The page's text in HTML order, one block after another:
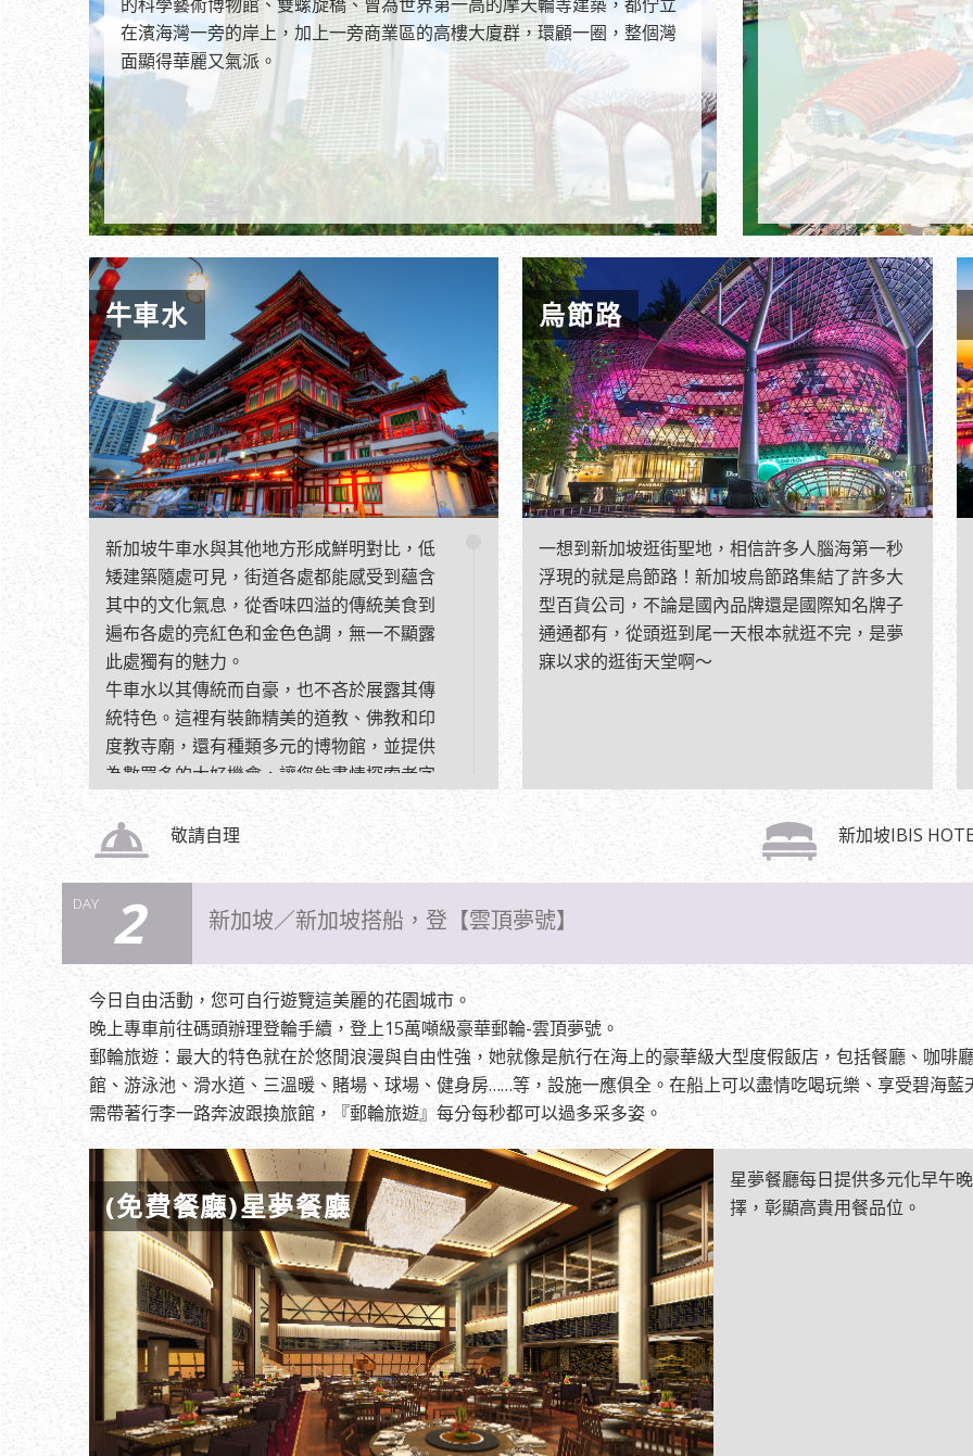
在濱海灣一旁的岸上，加上一旁商業區的高樓大廈群，環顧一圈，整個灣
面顯得華麗又氣派。
牛車水
新加坡牛車水與其他地方形成鮮明對比，低
矮建築隨處可見，街道各處都能感受到蘊含
其中的文化氣息，從香味四溢的傳統美食到
遍布各處的亮紅色和金色色調，無一不顯露
此處獨有的魅力。
牛車水以其傳統而自豪，也不吝於展露其傳
統特色。這裡有裝飾精美的道教、佛教和印
度教寺廟，還有種類多元的博物館，並提供
為數眾多的大好機會，讓您能盡情探索老字
號店鋪比鄰錯落的大街小巷。
烏節路
一想到新加坡逛街聖地，相信許多人腦海第一秒
浮現的就是烏節路！新加坡烏節路集結了許多大
型百貨公司，不論是國內品牌還是國際知名牌子
通通都有，從頭逛到尾一天根本就逛不完，是夢
寐以求的逛街天堂啊～
敬請自理 新加坡IBIS
DAY 2 新加坡／新加坡搭船，登【雲頂夢號】
今日自由活動，您可自行遊覽這美麗的花園城市。
晚上專車前往碼頭辦理登輪手續，登上15萬噸級豪華郵輪-雲頂夢號。
郵輪旅遊：最大的特色就在於悠閒浪漫與自由性強，她就像是航行在海上的豪華級大型度假飯店，包括餐廳、咖啡
館、游泳池、滑水道、三溫暖、賭場、球場、健身房……等，設施一應俱全。在船上可以盡情吃喝玩樂、享受碧海
需帶著行李一路奔波跟換旅館，『郵輪旅遊』每分每秒都可以過多采多姿。
(免費餐廳)星夢餐廳
星夢餐廳每日提供多元化早午
擇，彰顯高貴用餐品位。